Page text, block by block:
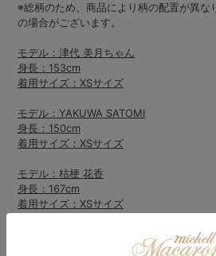
※総柄のため、商品により柄の配置が異な
の場合がございます。
モデル：津代 美月ちゃん
身長：153cm
着用サイズ：XSサイズ
モデル：YAKUWA SATOMI
身長：150cm
着用サイズ：XSサイズ
モデル：桔梗 花香
身長：167cm
着用サイズ：XSサイズ